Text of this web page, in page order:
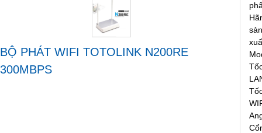
BỘ PHÁT WIFI TOTOLINK N200RE
300MBPS
sản